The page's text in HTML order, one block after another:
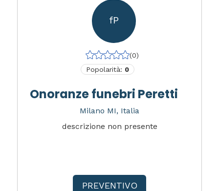
fP
(0)
Popolarità: 0
Onoranze funebri Peretti
Milano MI, Italia
descrizione non presente
PREVENTIVO